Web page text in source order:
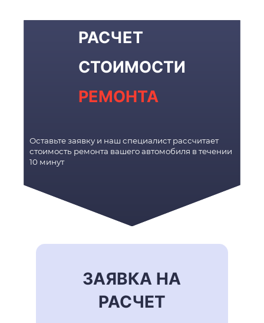
РАСЧЕТ
СТОИМОСТИ
РЕМОНТА
Оставьте заявку и наш специалист рассчитает
стоимость ремонта вашего автомобиля в течении
10 минут
ЗАЯВКА НА
РАСЧЕТ